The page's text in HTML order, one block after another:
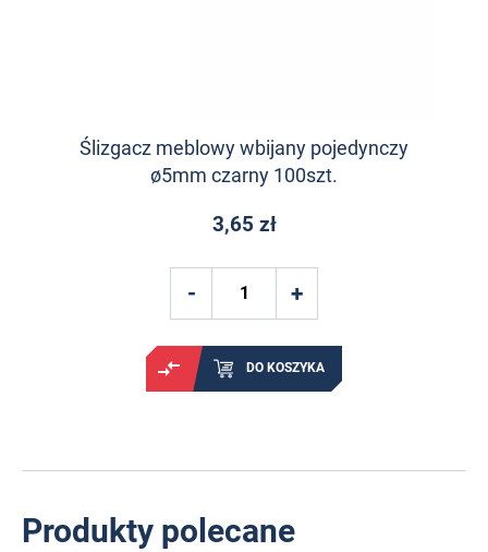
Ślizgacz meblowy wbijany pojedynczy
ø5mm czarny 100szt.
3,65 zł
DO KOSZYKA
Produkty polecane